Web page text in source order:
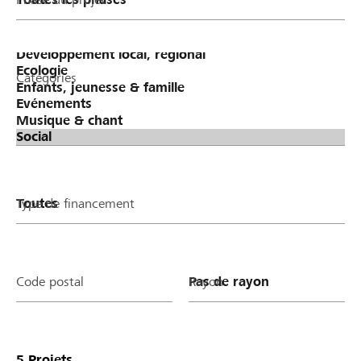
400 ergibt.
Catégories
Type de financement
Code postal Rayon